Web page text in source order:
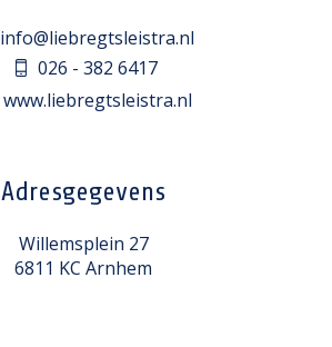
info@liebregtsleistra.nl
026 - 382 6417
www.liebregtsleistra.nl
Adresgegevens
Willemsplein 27
6811 KC Arnhem